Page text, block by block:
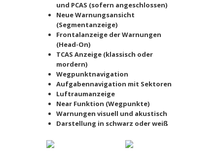
und PCAS (sofern angeschlossen)
Neue Warnungsansicht
(Segmentanzeige)
Frontalanzeige der Warnungen
(Head-On)
TCAS Anzeige (klassisch oder
mordern)
Wegpunktnavigation
Aufgabennavigation mit Sektoren
Luftraumanzeige
Near Funktion (Wegpunkte)
Warnungen visuell und akustisch
Darstellung in schwarz oder weiß